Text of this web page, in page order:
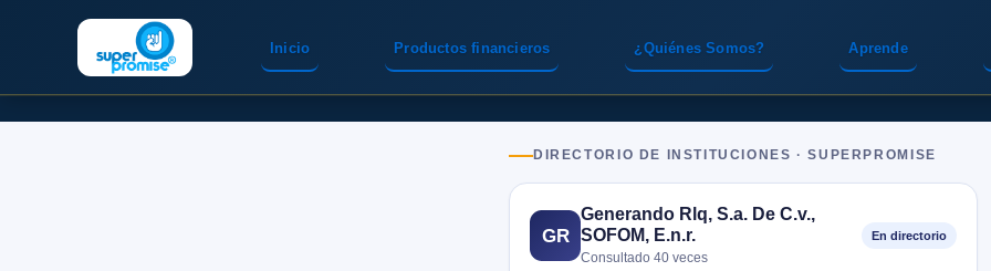
Inicio Productos financieros ¿Quiénes Somos? Aprende
DIRECTORIO DE INSTITUCIONES · SUPERPROMISE
GR
Generando Rlq, S.a. De C.v.,
SOFOM, E.n.r.
Consultado 40 veces
En directorio